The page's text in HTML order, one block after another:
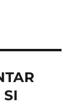
SI